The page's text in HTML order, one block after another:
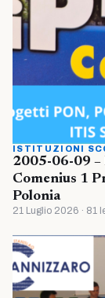
ISTITUZIONI
2005-06-09 –
Comenius 1
Polonia
21 Luglio 2026 · 81